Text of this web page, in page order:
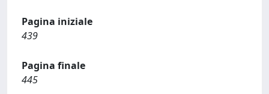
Pagina iniziale
439
Pagina finale
445